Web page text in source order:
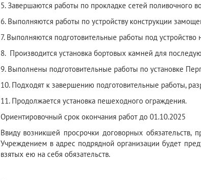
5. Завершаются работы по прокладке сетей поливочного
6. Выполняются работы по устройству конструкции
7. Выполняются подготовительные работы под устройство
8. Производится установка бортовых камней для
9. Выполнены подготовительные работы по установке
10. Подходят к завершению подготовительные работы,
11. Продолжается установка пешеходного ограждения.
Ориентировочный срок окончания работ до 01.10.2025
Ввиду возникшей просрочки договорных обязательств,
Учреждением в адрес подрядной организации будет
взятых ею на себя обязательств.